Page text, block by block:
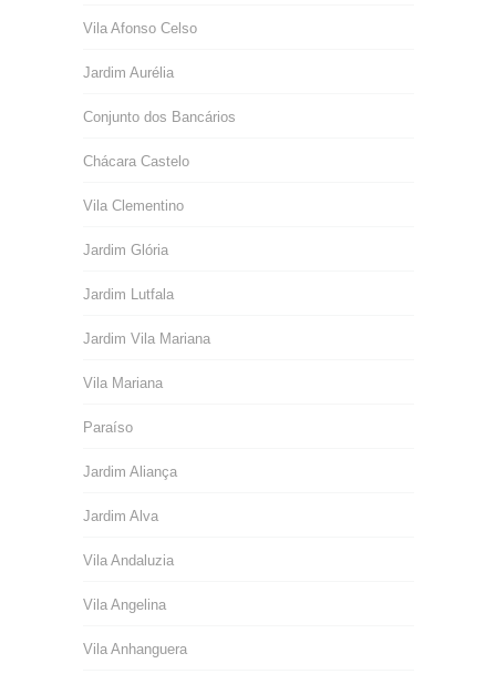
Vila Afonso Celso
Jardim Aurélia
Conjunto dos Bancários
Chácara Castelo
Vila Clementino
Jardim Glória
Jardim Lutfala
Jardim Vila Mariana
Vila Mariana
Paraíso
Jardim Aliança
Jardim Alva
Vila Andaluzia
Vila Angelina
Vila Anhanguera